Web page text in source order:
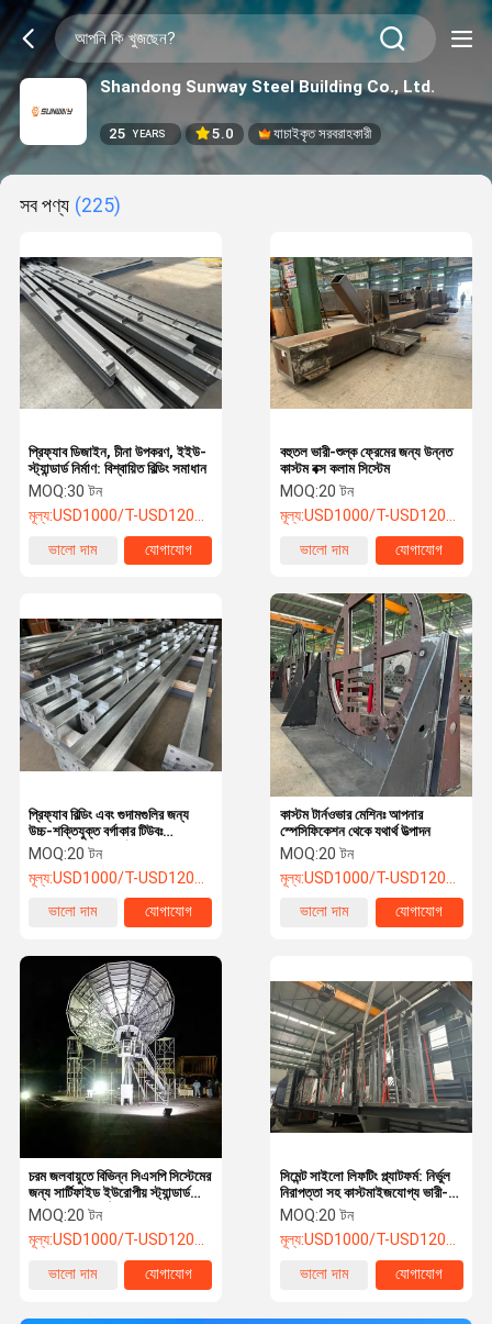
Shandong Sunway Steel Building Co., Ltd.
25 YEARS 5.0 যাচাইকৃত সরবরাহকারী
সব পণ্য (225)
প্রিফ্যাব ডিজাইন, চীনা উপকরণ, ইইউ-
স্ট্যান্ডার্ড নির্মাণ: বিশ্বায়িত বিল্ডিং সমাধান
MOQ:30 টন
মূল্য:USD1000/T-USD12000/T
ভালো দাম
যোগাযোগ
বহুতল ভারী-শুল্ক ফ্রেমের জন্য উন্নত
কাস্টম বক্স কলাম সিস্টেম
MOQ:20 টন
মূল্য:USD1000/T-USD12000/T
ভালো দাম
যোগাযোগ
প্রিফ্যাব বিল্ডিং এবং গুদামগুলির জন্য
উচ্চ-শক্তিযুক্ত বর্গাকার টিউবঃ
এএসটিএম / এন সার্টিফাইড
MOQ:20 টন
মূল্য:USD1000/T-USD12000/T
ভালো দাম
যোগাযোগ
কাস্টম টার্নওভার মেশিনঃ আপনার
স্পেসিফিকেশন থেকে যথার্থ উত্পাদন
MOQ:20 টন
মূল্য:USD1000/T-USD12000/T
ভালো দাম
যোগাযোগ
চরম জলবায়ুতে বিভিন্ন সিএসপি সিস্টেমের
জন্য সার্টিফাইড ইউরোপীয় স্ট্যান্ডার্ড
সোলার ট্র্যাকিং কাঠামো
MOQ:20 টন
মূল্য:USD1000/T-USD12000/T
ভালো দাম
যোগাযোগ
সিমেন্ট সাইলো লিফটিং প্ল্যাটফর্ম: নির্ভুল
নিরাপত্তা সহ কাস্টমাইজযোগ্য ভারী-
শুল্ক উত্তোলন
MOQ:20 টন
মূল্য:USD1000/T-USD12000/T
ভালো দাম
যোগাযোগ